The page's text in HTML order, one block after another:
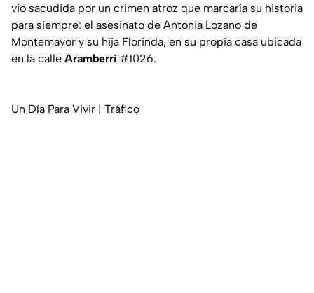
vio sacudida por un crimen atroz que marcaría su historia
para siempre: el asesinato de Antonia Lozano de
Montemayor y su hija Florinda, en su propia casa ubicada
en la calle Aramberri #1026.
Un Día Para Vivir | Tráfico